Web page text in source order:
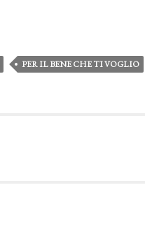
PER IL BENE CHE TI VOGLIO